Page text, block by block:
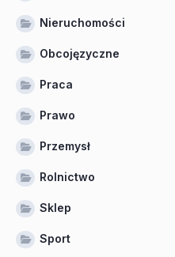
Nieruchomości
Obcojęzyczne
Praca
Prawo
Przemysł
Rolnictwo
Sklep
Sport